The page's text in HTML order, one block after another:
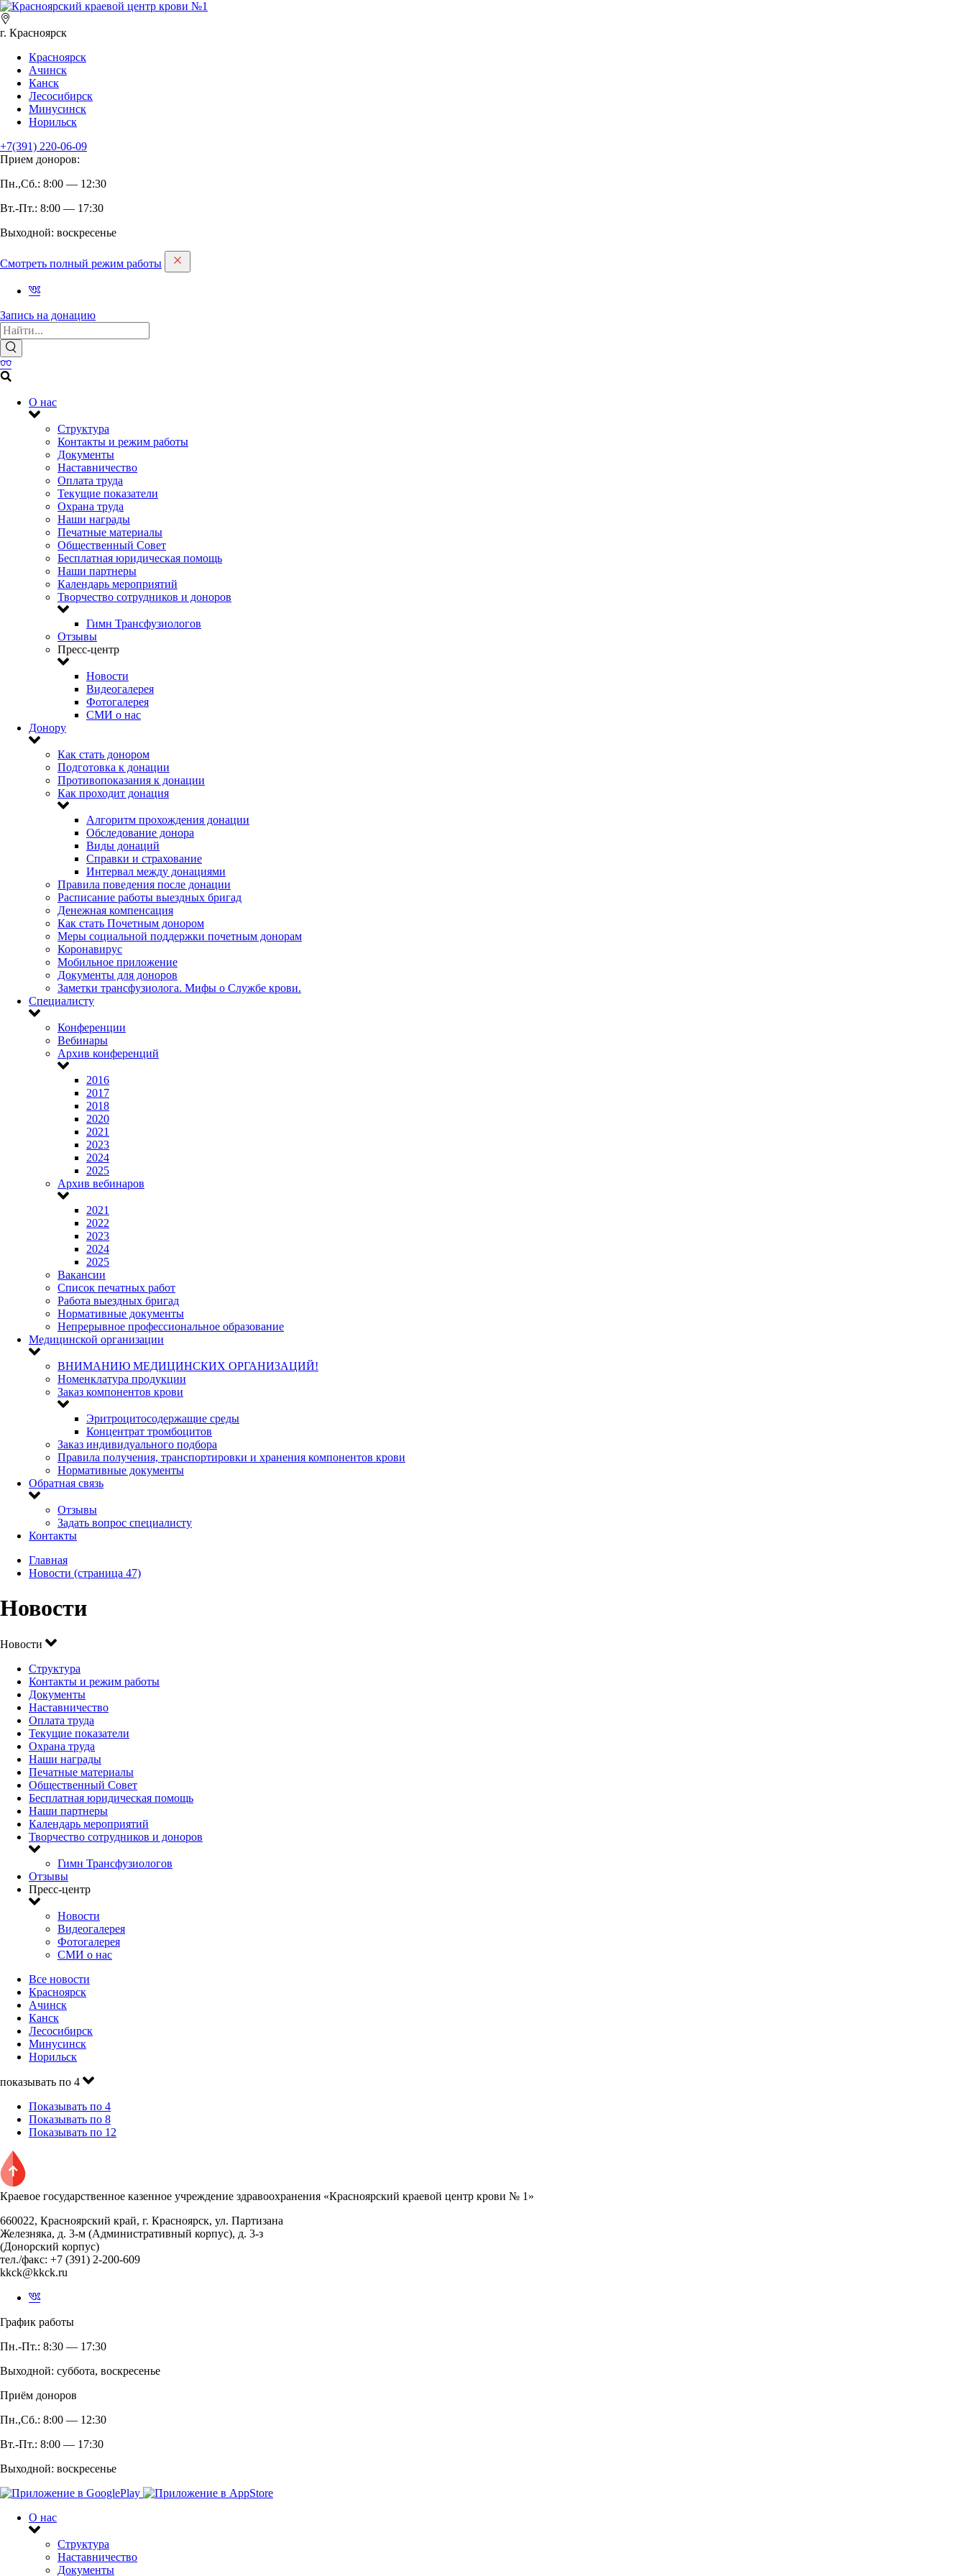
г. Красноярск
Красноярск
Ачинск
Канск
Лесосибирск
Минусинск
Норильск
+7(391) 220-06-09
Прием доноров:
Пн.,Сб.: 8:00 — 12:30
Вт.-Пт.: 8:00 — 17:30
Выходной: воскресенье
Смотреть полный режим работы
Запись на дoнацию
О нас
Структура
Контакты и режим работы
Документы
Наставничество
Оплата труда
Текущие показатели
Охрана труда
Наши награды
Печатные материалы
Общественный Совет
Бесплатная юридическая помощь
Наши партнеры
Календарь мероприятий
Творчество сотрудников и доноров
Гимн Трансфузиологов
Отзывы
Пресс-центр
Новости
Видеогалерея
Фотогалерея
СМИ о нас
Донору
Как стать донором
Подготовка к донации
Противопоказания к донации
Как проходит донация
Алгоритм прохождения донации
Обследование донора
Виды донаций
Справки и страхование
Интервал между донациями
Правила поведения после донации
Расписание работы выездных бригад
Денежная компенсация
Как стать Почетным донором
Меры социальной поддержки почетным донорам
Коронавирус
Мобильное приложение
Документы для доноров
Заметки трансфузиолога. Мифы о Службе крови.
Специалисту
Конференции
Вебинары
Архив конференций
2016
2017
2018
2020
2021
2023
2024
2025
Архив вебинаров
2021
2022
2023
2024
2025
Вакансии
Список печатных работ
Работа выездных бригад
Нормативные документы
Непрерывное профессиональное образование
Медицинской организации
ВНИМАНИЮ МЕДИЦИНСКИХ ОРГАНИЗАЦИЙ!
Номенклатура продукции
Заказ компонентов крови
Эритроцитосодержащие среды
Концентрат тромбоцитов
Заказ индивидуального подбора
Правила получения, транспортировки и хранения компонентов крови
Нормативные документы
Обратная связь
Отзывы
Задать вопрос специалисту
Контакты
Главная
Новости (страница 47)
Новости
Новости
Структура
Контакты и режим работы
Документы
Наставничество
Оплата труда
Текущие показатели
Охрана труда
Наши награды
Печатные материалы
Общественный Совет
Бесплатная юридическая помощь
Наши партнеры
Календарь мероприятий
Творчество сотрудников и доноров
Гимн Трансфузиологов
Отзывы
Пресс-центр
Новости
Видеогалерея
Фотогалерея
СМИ о нас
Все новости
Красноярск
Ачинск
Канск
Лесосибирск
Минусинск
Норильск
показывать по 4
Показывать по 4
Показывать по 8
Показывать по 12
Краевое государственное казенное учреждение здравоохранения «Красноярский краевой центр крови № 1»
660022, Красноярский край, г. Красноярск, ул. Партизана
Железняка, д. 3-м (Административный корпус), д. 3-з
(Донорский корпус)
тел./факс: +7 (391) 2-200-609
kkck@kkck.ru
График работы
Пн.-Пт.: 8:30 — 17:30
Выходной: суббота, воскресенье
Приём доноров
Пн.,Сб.: 8:00 — 12:30
Вт.-Пт.: 8:00 — 17:30
Выходной: воскресенье
О нас
Структура
Наставничество
Документы